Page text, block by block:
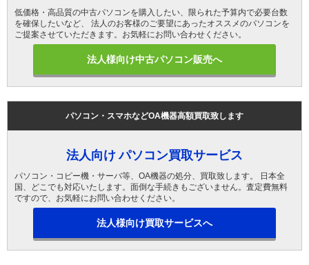
低価格・高品質の中古パソコンを購入したい、限られた予算内で必要台数
を確保したいなど、 法人のお客様のご要望にあったオススメのパソコンを
ご提案させていただきます。お気軽にお問い合わせください。
法人様向け中古パソコン販売へ
パソコン・スマホなどOA機器高額買取致します
法人向け パソコン買取サービス
パソコン・コピー機・サーバ等、OA機器の処分、買取致します。 日本全
国、どこでも対応いたします。面倒な手続きもございません。査定費無料
ですので、お気軽にお問い合わせください。
法人様向け買取サービスへ